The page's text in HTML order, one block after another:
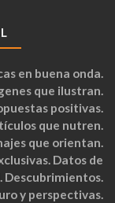
en buena onda.
que ilustran.
positivas.
que nutren.
que orientan.
Datos de
Descubrimientos.
y perspectivas.